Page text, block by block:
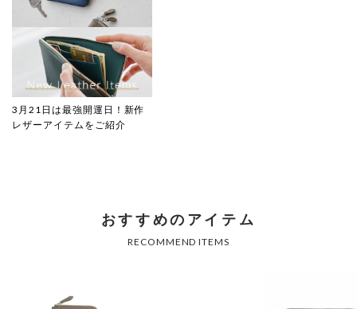
3月21日は最強開運日！新作
レザーアイテムをご紹介